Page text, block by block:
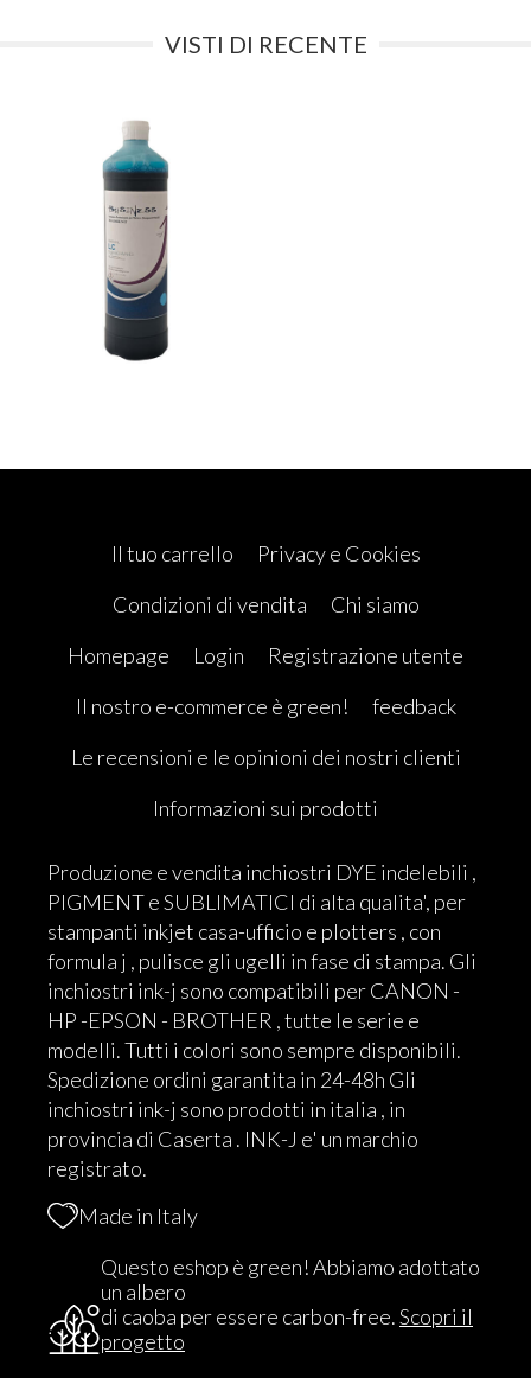
VISTI DI RECENTE
Il tuo carrello
Privacy e Cookies
Condizioni di vendita
Chi siamo
Homepage
Login
Registrazione utente
Il nostro e-commerce è green!
feedback
Le recensioni e le opinioni dei nostri clienti
Informazioni sui prodotti
Produzione e vendita inchiostri DYE indelebili ,
PIGMENT e SUBLIMATICI di alta qualita', per
stampanti inkjet casa-ufficio e plotters , con
formula j , pulisce gli ugelli in fase di stampa. Gli
inchiostri ink-j sono compatibili per CANON -
HP -EPSON - BROTHER , tutte le serie e
modelli. Tutti i colori sono sempre disponibili.
Spedizione ordini garantita in 24-48h Gli
inchiostri ink-j sono prodotti in italia , in
provincia di Caserta . INK-J e' un marchio
registrato.
Made in Italy
Questo eshop è green! Abbiamo adottato
un albero
di caoba per essere carbon-free.Scopri il
progetto